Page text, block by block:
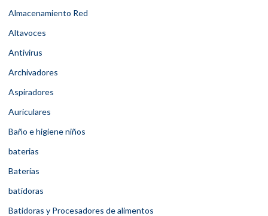
Almacenamiento Red
Altavoces
Antivirus
Archivadores
Aspiradores
Auriculares
Baño e higiene niños
baterias
Baterías
batidoras
Batidoras y Procesadores de alimentos